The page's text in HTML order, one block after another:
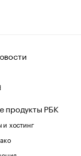
продукты РБК
хостинг